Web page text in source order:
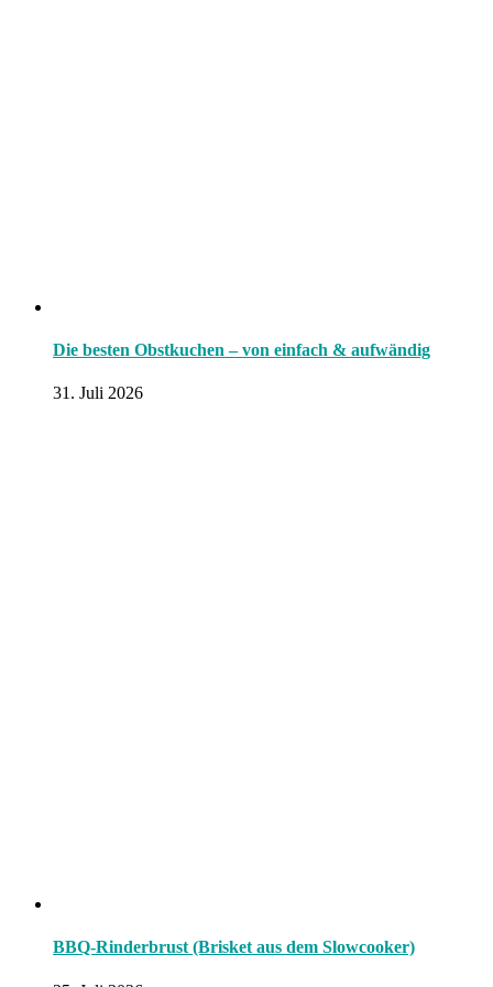
Die besten Obstkuchen – von einfach & aufwändig
31. Juli 2026
BBQ-Rinderbrust (Brisket aus dem Slowcooker)